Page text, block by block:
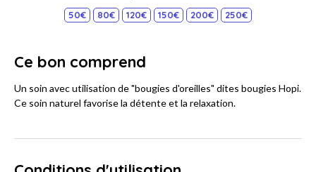
50€ 80€ 120€ 150€ 200€ 250€
Ce bon comprend
Un soin avec utilisation de "bougies d'oreilles" dites bougies Hopi.
Ce soin naturel favorise la détente et la relaxation.